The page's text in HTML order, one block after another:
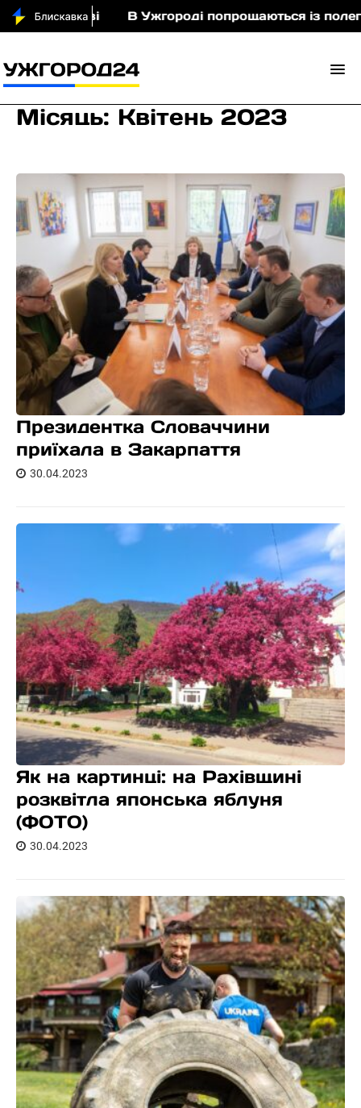
В Ужгороді попрощаються із полеглим
Місяць: Квітень 2023
Президентка Словаччини
приїхала в Закарпаття
30.04.2023
Як на картинці: на Рахівщині
розквітла японська яблуня
(ФОТО)
30.04.2023